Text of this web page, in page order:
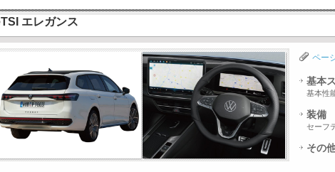
エレガンス
ペー
基本
基本性
装備
セーフ
その